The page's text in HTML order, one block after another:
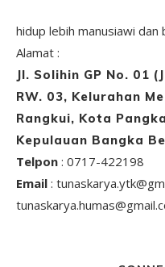
hidup lebih manusiawi dan
Alamat :
Jl. Solihin GP No. 01
RW. 03, Kelurahan
Rangkui, Kota
Kepulauan Bangka
Telpon : 0717-422198
Email :